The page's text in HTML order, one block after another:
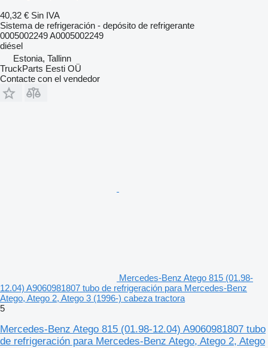
40,32 € Sin IVA
Sistema de refrigeración - depósito de refrigerante
0005002249 A0005002249
diésel
Estonia, Tallinn
TruckParts Eesti OÜ
Contacte con el vendedor
Mercedes-Benz Atego 815 (01.98-
12.04) A9060981807 tubo de refrigeración para Mercedes-Benz
Atego, Atego 2, Atego 3 (1996-) cabeza tractora
5
Mercedes-Benz Atego 815 (01.98-12.04) A9060981807 tubo
de refrigeración para Mercedes-Benz Atego, Atego 2, Atego